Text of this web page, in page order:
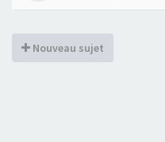
Nouveau sujet